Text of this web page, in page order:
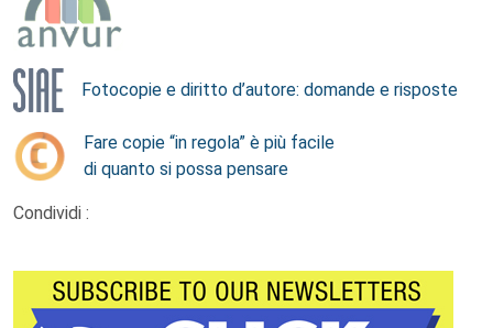
Fotocopie e diritto d’autore: domande e risposte
Fare copie “in regola” è più facile
di quanto si possa pensare
Condividi :